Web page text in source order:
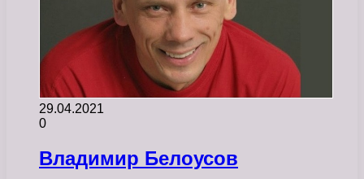
29.04.2021
0
Владимир Белоусов